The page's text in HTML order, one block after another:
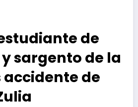
de
sargento de la
accidente de